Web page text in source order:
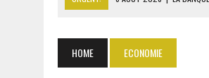
6 AOÛT 2026 | SÉNÉGAL : ABDOU
HOME ECONOMIE